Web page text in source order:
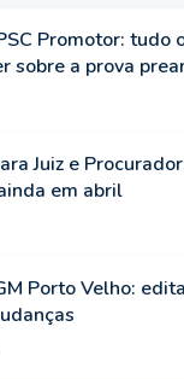
Promotor: tudo
sobre a prova
Juiz e
em abril
Porto Velho: